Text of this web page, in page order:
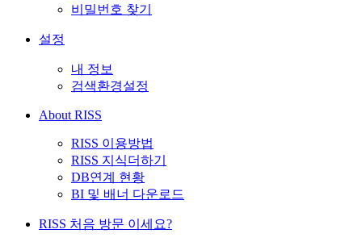
비밀번호 찾기
설정
내 정보
검색환경설정
About RISS
RISS 이용방법
RISS 지식더하기
DB연계 현황
BI 및 배너 다운로드
RISS 처음 방문 이세요?